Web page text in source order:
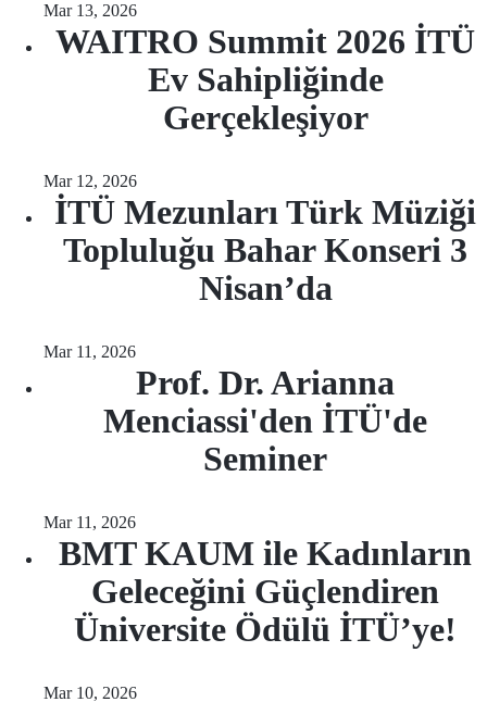
Mar 13, 2026
WAITRO Summit 2026 İTÜ
Ev Sahipliğinde
Gerçekleşiyor
Mar 12, 2026
İTÜ Mezunları Türk Müziği
Topluluğu Bahar Konseri 3
Nisan’da
Mar 11, 2026
Prof. Dr. Arianna
Menciassi'den İTÜ'de
Seminer
Mar 11, 2026
BMT KAUM ile Kadınların
Geleceğini Güçlendiren
Üniversite Ödülü İTÜ’ye!
Mar 10, 2026